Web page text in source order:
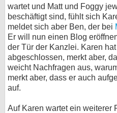
wartet und Matt und Foggy
beschäftigt sind, fühlt sich
meldet sich aber Ben, der bei
Er will nun einen Blog
der Tür der Kanzlei. Karen
abgeschlossen, merkt aber,
weicht Nachfragen aus,
merkt aber, dass er auch
auf.
Auf Karen wartet ein weiterer